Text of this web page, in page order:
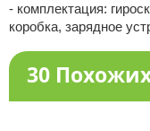
- комплектация:
коробка, зарядное
30